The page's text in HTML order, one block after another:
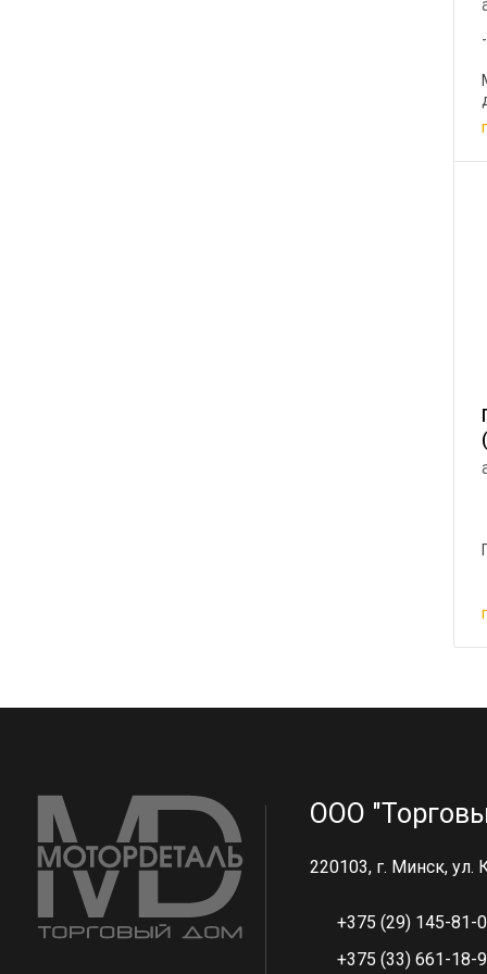
ООО
220103, г. Минск, ул.
+375 (29) 145-81-
+375 (33) 661-18-